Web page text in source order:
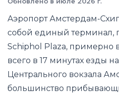
Аэропорт Амстердам-
собой единый терминал,
Schiphol Plaza, примерно
всего в 17 минутах езды
Центрального вокзала
большинство